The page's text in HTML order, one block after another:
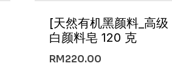
[天然有机黑颜料_高级
白颜料皂 120 克
RM220.00